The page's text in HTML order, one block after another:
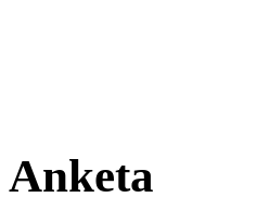
Anketa